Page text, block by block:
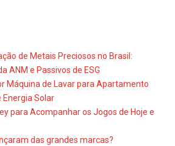
de Metais Preciosos no Brasil:
ANM e Passivos de ESG
Máquina de Lavar para Apartamento
Energia Solar
para Acompanhar os Jogos de Hoje e
das grandes marcas?